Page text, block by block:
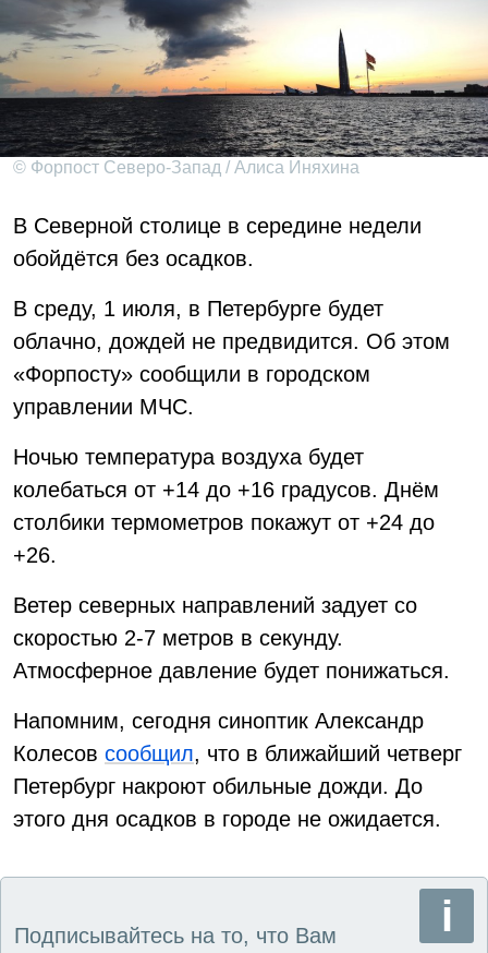
© Форпост Северо-Запад / Алиса Иняхина
В Северной столице в середине недели
обойдётся без осадков.
В среду, 1 июля, в Петербурге будет
облачно, дождей не предвидится. Об этом
«Форпосту» сообщили в городском
управлении МЧС.
Ночью температура воздуха будет
колебаться от +14 до +16 градусов. Днём
столбики термометров покажут от +24 до
+26.
Ветер северных направлений задует со
скоростью 2-7 метров в секунду.
Атмосферное давление будет понижаться.
Напомним, сегодня синоптик Александр
Колесов сообщил, что в ближайший четверг
Петербург накроют обильные дожди. До
этого дня осадков в городе не ожидается.
Подписывайтесь на то, что Вам